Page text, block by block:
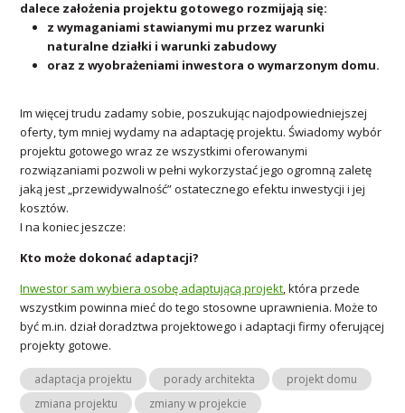
dalece założenia projektu gotowego rozmijają się:
z wymaganiami stawianymi mu przez warunki
naturalne działki i warunki zabudowy
oraz z wyobrażeniami inwestora o wymarzonym domu.
Im więcej trudu zadamy sobie, poszukując najodpowiedniejszej
oferty, tym mniej wydamy na adaptację projektu. Świadomy wybór
projektu gotowego wraz ze wszystkimi oferowanymi
rozwiązaniami pozwoli w pełni wykorzystać jego ogromną zaletę
jaką jest „przewidywalność” ostatecznego efektu inwestycji i jej
kosztów.
I na koniec jeszcze:
Kto może dokonać adaptacji?
Inwestor sam wybiera osobę adaptującą projekt, która przede
wszystkim powinna mieć do tego stosowne uprawnienia. Może to
być m.in. dział doradztwa projektowego i adaptacji firmy oferującej
projekty gotowe.
adaptacja projektu porady architekta
projekt domu
zmiana projektu
zmiany w projekcie